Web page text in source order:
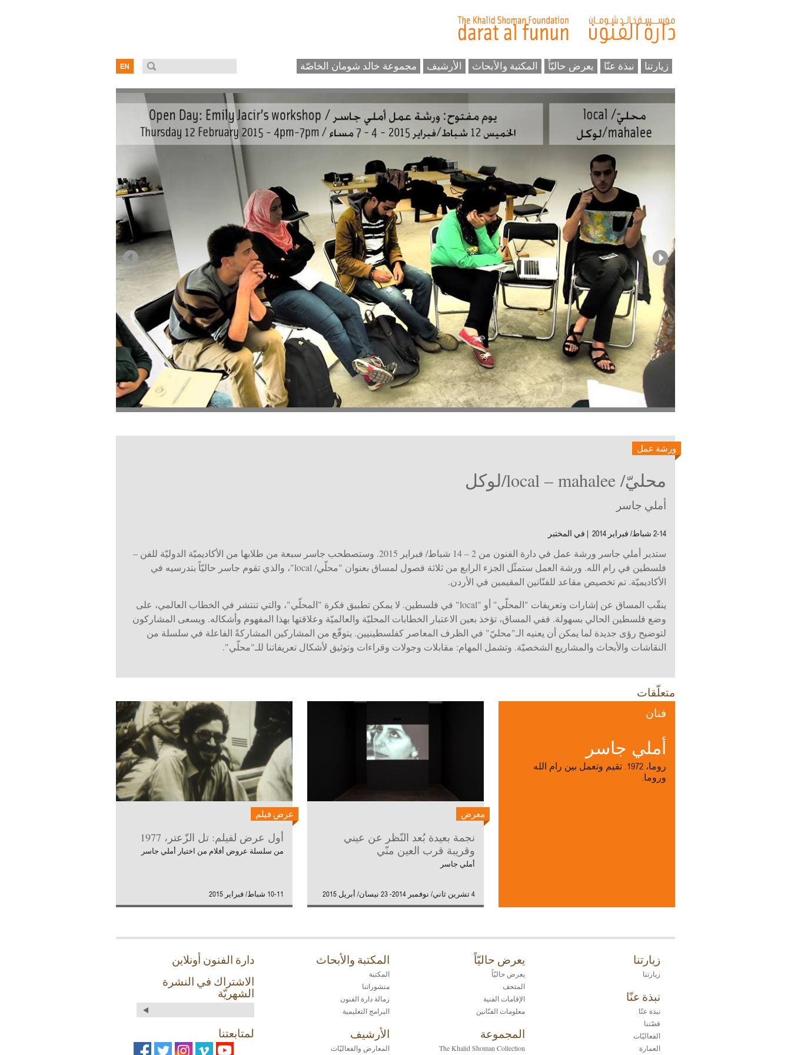
زيارتنا نبذة عنّا يعرض حاليّاً المكتبة والأبحاث الأرشيف مجموعة خالد شومان الخاصّة
ورشة عمل
محليّ/ local – mahalee/لوكل
أملي جاسر
2-14 شباط/ فبراير 2014 | في المختبر
ستدير أملي جاسر ورشة عمل في دارة الفنون من 2 – 14 شباط/ فبراير 2015. وستصطحب جاسر سبعة من طلابها من الأكاديميّة الدوليّة للفن –
فلسطين في رام الله. ورشة العمل ستمثّل الجزء الرابع من ثلاثة فصول لمساق بعنوان "محلّي/ local"، والذي تقوم جاسر حاليّاً بتدرسيه في
الأكاديميّة. تم تخصيص مقاعد للفنّانين المقيمين في الأردن.
ينقّب المساق عن إشارات وتعريفات "المحلّي" أو "local" في فلسطين. لا يمكن تطبيق فكرة "المحلّي"، والتي تنتشر في الخطاب العالمي، على
وضع فلسطين الحالي بسهولة. ففي المساق، تؤخذ بعين الاعتبار الخطابات المحليّة والعالميّة وعلاقتها بهذا المفهوم وأشكاله. ويسعى المشاركون
لتوضيح رؤى جديدة لما يمكن أن يعنيه الـ"محليّ" في الظرف المعاصر كفلسطينيين. يتوقّع من المشاركين المشاركةً الفاعلة في سلسلة من
النقاشات والأبحاث والمشاريع الشخصيّة. وتشمل المهام: مقابلات وجولات وقراءات وتوثيق لأشكال تعريفاتنا للـ"محلّي".
متعلّقات
فنان
أملي جاسر
روما، 1972. تقيم وتعمل بين رام الله
وروما.
معرض
نجمة بعيدة بُعد النّظر عن عيني
وقريبة قرب العين منّي
أملي جاسر
4 تشرين ثاني/ نوفمبر 2014- 23 نيسان/ أبريل 2015
عرض فيلم
أول عرض لفيلم: تل الزّعتر، 1977
من سلسلة عروض أفلام من اختيار أملي جاسر
10-11 شباط/ فبراير 2015
زيارتنا
زيارتنا
نبذة عنّا
نبذة عنّا
قصّتنا
الفعاليّات
العمارة
يعرض حاليّاً
يعرض حاليّاً
المتحف
الإقامات الفنية
معلومات الفنّانين
المجموعة
The Khalid Shoman Collection
المكتبة والأبحاث
المكتبة
منشوراتنا
زمالة دارة الفنون
البرامج التعليمية
الأرشيف
المعارض والفعاليّات
دارة الفنون أونلاين
الاشتراك في النشرة
الشهريّة
لمتابعتنا